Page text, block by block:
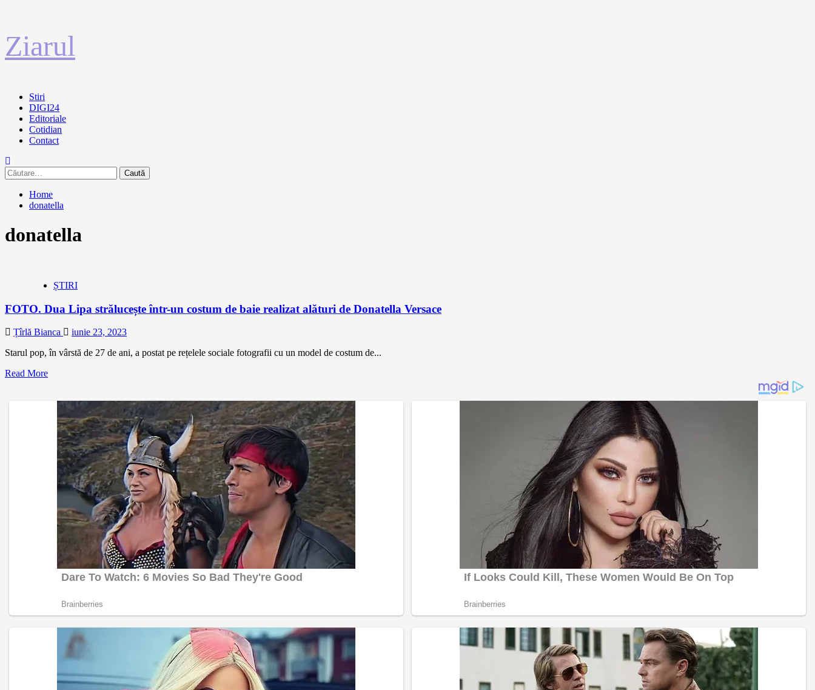
la
conținut
Ziarul
Primary
Menu
Stiri
DIGI24
Editoriale
Cotidian
Contact
Caută
după:
Home
donatella
donatella
ȘTIRI
FOTO. Dua Lipa strălucește într-un costum de baie realizat alături de Donatella Versace
Țîrlă Bianca
iunie 23, 2023
Starul pop, în vârstă de 27 de ani, a postat pe rețelele sociale fotografii cu un model de costum de...
Read More